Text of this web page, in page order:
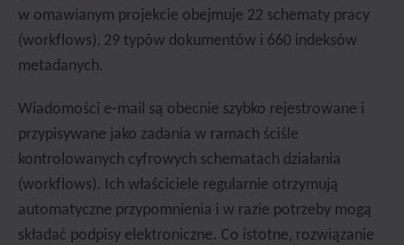
w omawianym projekcie obejmuje 22 schematy pracy
(workflows), 29 typów dokumentów i 660 indeksów
metadanych.
Wiadomości e-mail są obecnie szybko rejestrowane i
przypisywane jako zadania w ramach ściśle
kontrolowanych cyfrowych schematach działania
(workflows). Ich właściciele regularnie otrzymują
automatyczne przypomnienia i w razie potrzeby mogą
składać podpisy elektroniczne. Co istotne, rozwiązanie